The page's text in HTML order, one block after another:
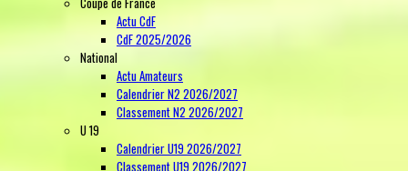
Actu CdF
CdF 2025/2026
National
Actu Amateurs
Calendrier N2 2026/2027
Classement N2 2026/2027
U 19
Calendrier U19 2026/2027
Classement U19 2026/2027